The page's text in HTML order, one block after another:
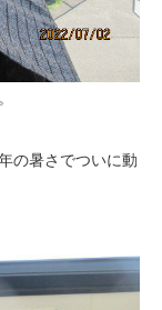
の暑さでついに動